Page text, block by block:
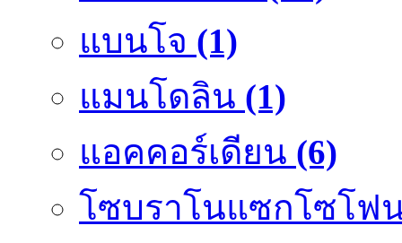
แบนโจ (1)
แมนโดลิน (1)
แอคคอร์เดียน (6)
โซบราโนแซกโซโฟ